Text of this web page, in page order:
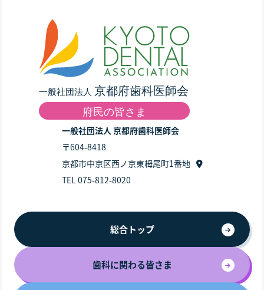
一般社団法人 京都府歯科医師会
〒604-8418
京都市中京区西ノ京東栂尾町1番地
TEL 075-812-8020
総合トップ
歯科に関わる皆さま